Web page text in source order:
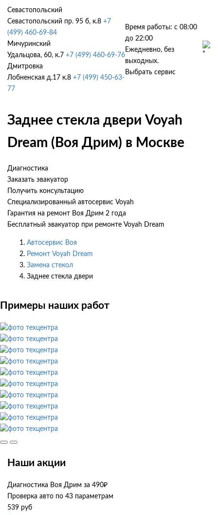
Севастопольский
Севастопольский пр. 95 б, к.8 +7
(499) 460-69-84
Мичуринский
Удальцова, 60, к.7 +7 (499) 460-69-76
Дмитровка
Лобненская д.17 к.8 +7 (499) 450-63-
77
Время работы: с 08:00
до 22:00
Ежедневно, без
выходных.
Выбрать сервис
Заднее стекла двери Voyah
Dream (Воя Дрим) в Москве
Диагностика
Заказать эвакуатор
Получить консультацию
Специализированный автосервис Voyah
Гарантия на ремонт Воя Дрим 2 года
Бесплатный эвакуатор при ремонте Voyah Dream
Автосервис Воя
Ремонт Voyah Dream
Замена стекол
Заднее стекла двери
Примеры наших работ
Наши акции
Диагностика Воя Дрим за 490₽
Проверка авто по 43 параметрам
539 руб